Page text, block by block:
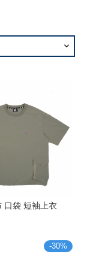
口袋 短袖上衣
-30%